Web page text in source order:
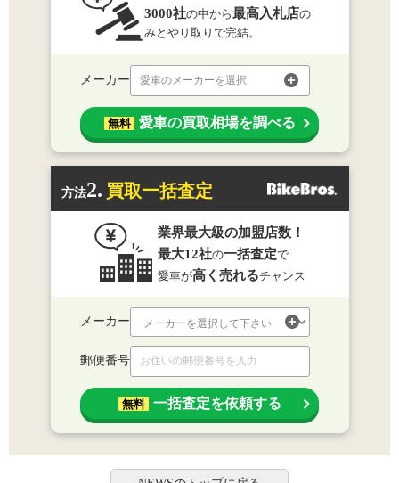
3000社の中から最高入札店の
みとやり取りで完結。
メーカー 愛車のメーカーを選択
無料 愛車の買取相場を調べる
方法2. 買取一括査定
業界最大級の加盟店数！
最大12社の一括査定で
愛車が高く売れるチャンス
メーカー
郵便番号
無料 一括査定を依頼する